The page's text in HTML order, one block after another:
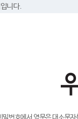
니다.